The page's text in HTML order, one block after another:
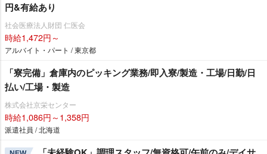
円&有給あり
社会医療法人財団 仁医会
時給1,472円～
アルバイト・パート / 東京都
「寮完備」倉庫内のピッキング業務/即入寮/製造・工場/日勤/日
払い/工場・製造
株式会社京栄センター
時給1,086円～1,358円
派遣社員 / 北海道